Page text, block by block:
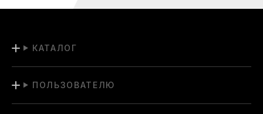
КАТАЛОГ
ПОЛЬЗОВАТЕЛЮ